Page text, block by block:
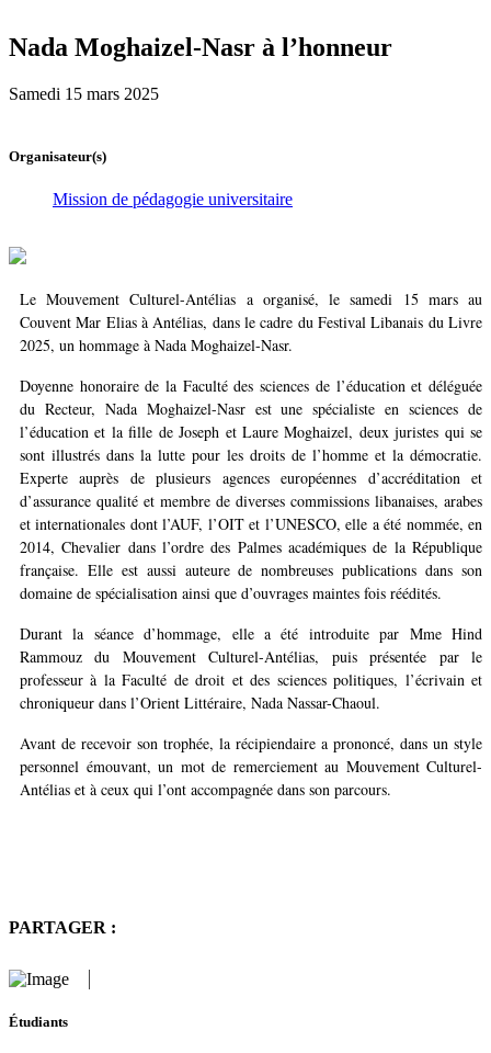
Nada Moghaizel-Nasr à l’honneur
Samedi 15 mars 2025
Organisateur(s)
Mission de pédagogie universitaire
Le Mouvement Culturel-Antélias a organisé, le samedi 15 mars au
Couvent Mar Elias à Antélias, dans le cadre du Festival Libanais du Livre
2025, un hommage à Nada Moghaizel-Nasr.
Doyenne honoraire de la Faculté des sciences de l’éducation et déléguée
du Recteur, Nada Moghaizel-Nasr est une spécialiste en sciences de
l’éducation et la fille de Joseph et Laure Moghaizel, deux juristes qui se
sont illustrés dans la lutte pour les droits de l’homme et la démocratie.
Experte auprès de plusieurs agences européennes d’accréditation et
d’assurance qualité et membre de diverses commissions libanaises, arabes
et internationales dont l’AUF, l’OIT et l’UNESCO, elle a été nommée, en
2014, Chevalier dans l’ordre des Palmes académiques de la République
française. Elle est aussi auteure de nombreuses publications dans son
domaine de spécialisation ainsi que d’ouvrages maintes fois réédités.
Durant la séance d’hommage, elle a été introduite par Mme Hind
Rammouz du Mouvement Culturel-Antélias, puis présentée par le
professeur à la Faculté de droit et des sciences politiques, l’écrivain et
chroniqueur dans l’Orient Littéraire, Nada Nassar-Chaoul.
Avant de recevoir son trophée, la récipiendaire a prononcé, dans un style
personnel émouvant, un mot de remerciement au Mouvement Culturel-
Antélias et à ceux qui l’ont accompagnée dans son parcours.
PARTAGER :
Étudiants